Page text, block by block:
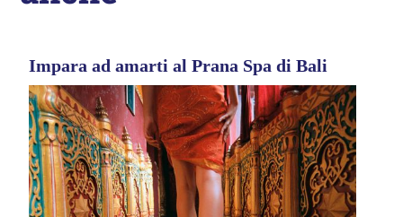
Impara ad amarti al Prana Spa di Bali